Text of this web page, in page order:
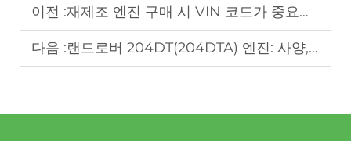
이전 :재제조 엔진 구매 시 VIN 코드가 중요한 이유: B2B 구매자 가이드
다음 :랜드로버 204DT(204DTA) 엔진: 사양, 흔히 발생하는 결함 및 B2B 파트너를 위한 전문 재제조 솔루션